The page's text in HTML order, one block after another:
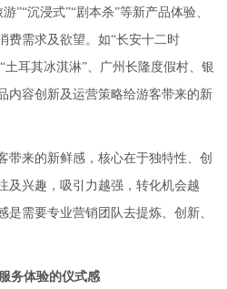
”“沉浸式”“剧本杀”等新产品体验、
费需求及欲望。如“长安十二时
土耳其冰淇淋”、广州长隆度假村、银
内容创新及运营策略给游客带来的新
带来的新鲜感，核心在于独特性、创
及兴趣，吸引力越强，转化机会越
是需要专业营销团队去提炼、创新、
务体验的仪式感